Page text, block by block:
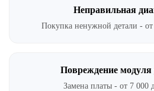
Неправильная
Покупка ненужной детали - от
Повреждение модуля
Замена платы - от 7 000